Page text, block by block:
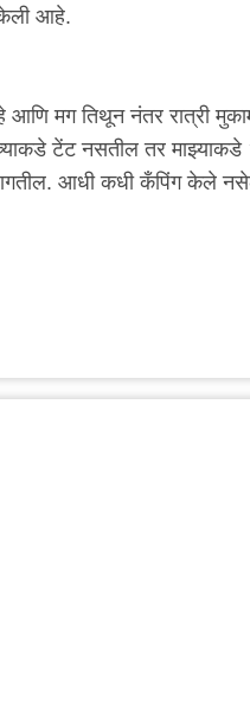
आहे.
आणि मग तिथून नंतर रात्री
टेंट नसतील तर माझ्याकडे
आधी कधी कँपिंग केले